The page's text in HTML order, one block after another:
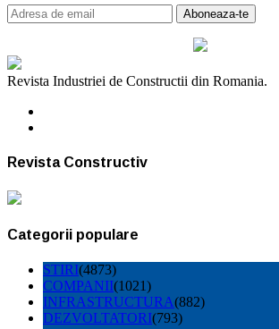
Revista Industriei de Constructii din Romania.
Revista Constructiv
Categorii populare
STIRI(4873)
COMPANII(1021)
INFRASTRUCTURA(882)
DEZVOLTATORI(793)